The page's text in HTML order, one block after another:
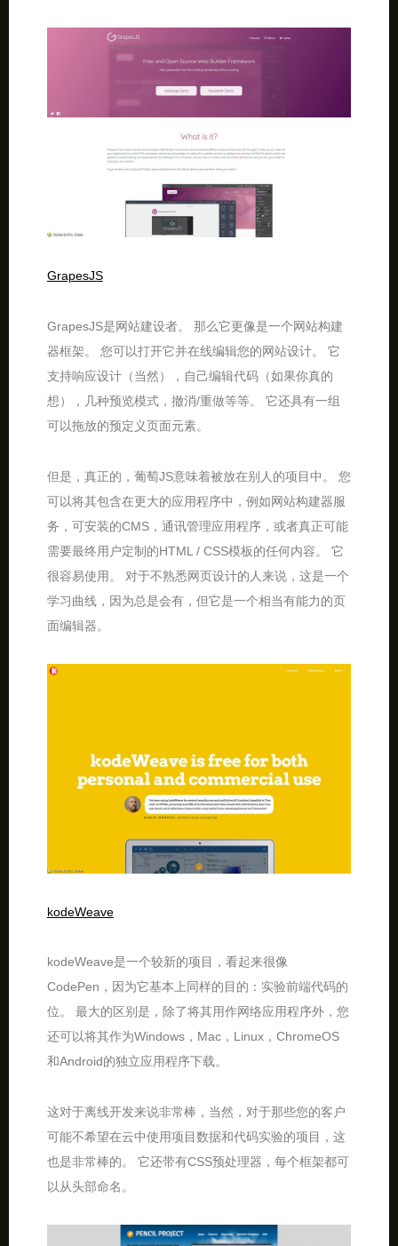
GrapesJS
GrapesJS是网站建设者。 那么它更像是一个网站构建
器框架。 您可以打开它并在线编辑您的网站设计。 它
支持响应设计（当然），自己编辑代码（如果你真的
想），几种预览模式，撤消/重做等等。 它还具有一组
可以拖放的预定义页面元素。
但是，真正的，葡萄JS意味着被放在别人的项目中。 您
可以将其包含在更大的应用程序中，例如网站构建器服
务，可安装的CMS，通讯管理应用程序，或者真正可能
需要最终用户定制的HTML / CSS模板的任何内容。 它
很容易使用。 对于不熟悉网页设计的人来说，这是一个
学习曲线，因为总是会有，但它是一个相当有能力的页
面编辑器。
kodeWeave
kodeWeave是一个较新的项目，看起来很像
CodePen，因为它基本上同样的目的：实验前端代码的
位。 最大的区别是，除了将其用作网络应用程序外，您
还可以将其作为Windows，Mac，Linux，ChromeOS
和Android的独立应用程序下载。
这对于离线开发来说非常棒，当然，对于那些您的客户
可能不希望在云中使用项目数据和代码实验的项目，这
也是非常棒的。 它还带有CSS预处理器，每个框架都可
以从头部命名。